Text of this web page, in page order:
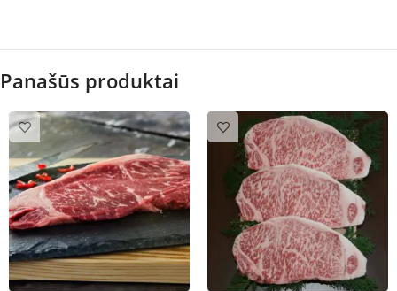
Panašūs produktai